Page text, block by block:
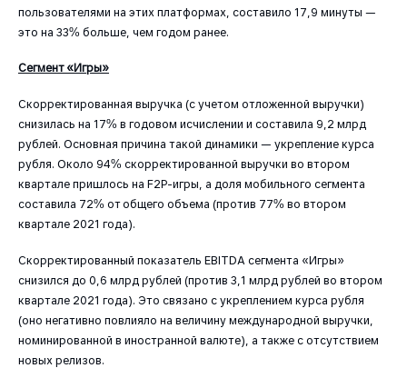
пользователями на этих платформах, составило 17,9 минуты —
это на 33% больше, чем годом ранее.
Сегмент «Игры»
Cкорректированная выручка (с учетом отложенной выручки)
снизилась на 17% в годовом исчислении и составила 9,2 млрд
рублей. Основная причина такой динамики — укрепление курса
рубля. Около 94% скорректированной выручки во втором
квартале пришлось на F2P-игры, а доля мобильного сегмента
составила 72% от общего объема (против 77% во втором
квартале 2021 года).
Скорректированный показатель EBITDA сегмента «Игры»
снизился до 0,6 млрд рублей (против 3,1 млрд рублей во втором
квартале 2021 года). Это связано с укреплением курса рубля
(оно негативно повлияло на величину международной выручки,
номинированной в иностранной валюте), а также с отсутствием
новых релизов.